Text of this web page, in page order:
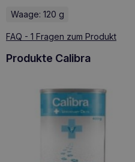
Waage: 120 g
FAQ - 1 Fragen zum Produkt
Produkte Calibra